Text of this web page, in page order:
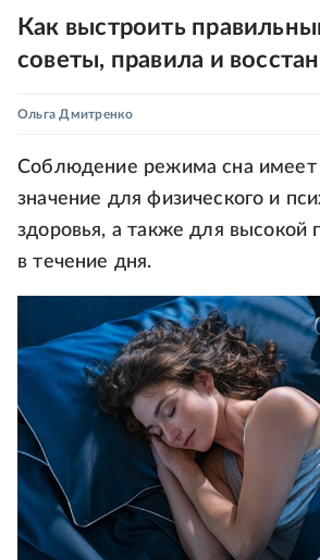
Как выстроить
советы, правила и
Ольга Дмитренко
Соблюдение режима сна
значение для физического и
здоровья, а также для высокой
в течение дня.